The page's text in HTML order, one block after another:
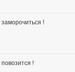
!
!